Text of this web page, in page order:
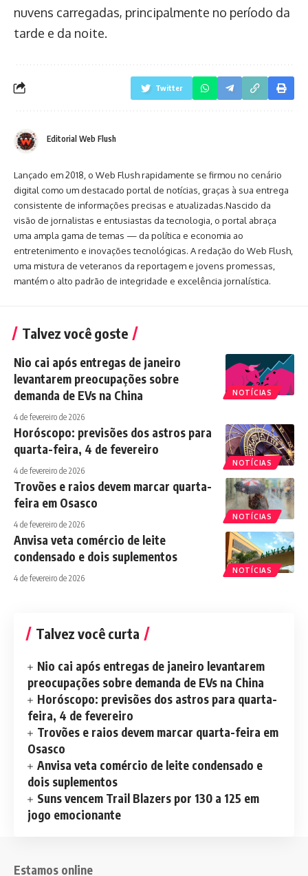
nuvens carregadas, principalmente no período da
tarde e da noite.
Twitter
Editorial Web Flush
Lançado em 2018, o Web Flush rapidamente se firmou no cenário
digital como um destacado portal de notícias, graças à sua entrega
consistente de informações precisas e atualizadas.Nascido da
visão de jornalistas e entusiastas da tecnologia, o portal abraça
uma ampla gama de temas — da política e economia ao
entretenimento e inovações tecnológicas. A redação do Web Flush,
uma mistura de veteranos da reportagem e jovens promessas,
mantém o alto padrão de integridade e excelência jornalística.
Talvez você goste
NOTÍCIAS
Nio cai após entregas de janeiro
levantarem preocupações sobre
demanda de EVs na China
4 de fevereiro de 2026
NOTÍCIAS
Horóscopo: previsões dos astros para
quarta-feira, 4 de fevereiro
4 de fevereiro de 2026
NOTÍCIAS
Trovões e raios devem marcar quarta-
feira em Osasco
4 de fevereiro de 2026
NOTÍCIAS
Anvisa veta comércio de leite
condensado e dois suplementos
4 de fevereiro de 2026
Talvez você curta
Nio cai após entregas de janeiro levantarem
preocupações sobre demanda de EVs na China
Horóscopo: previsões dos astros para quarta-
feira, 4 de fevereiro
Trovões e raios devem marcar quarta-feira em
Osasco
Anvisa veta comércio de leite condensado e
dois suplementos
Suns vencem Trail Blazers por 130 a 125 em
jogo emocionante
Estamos online